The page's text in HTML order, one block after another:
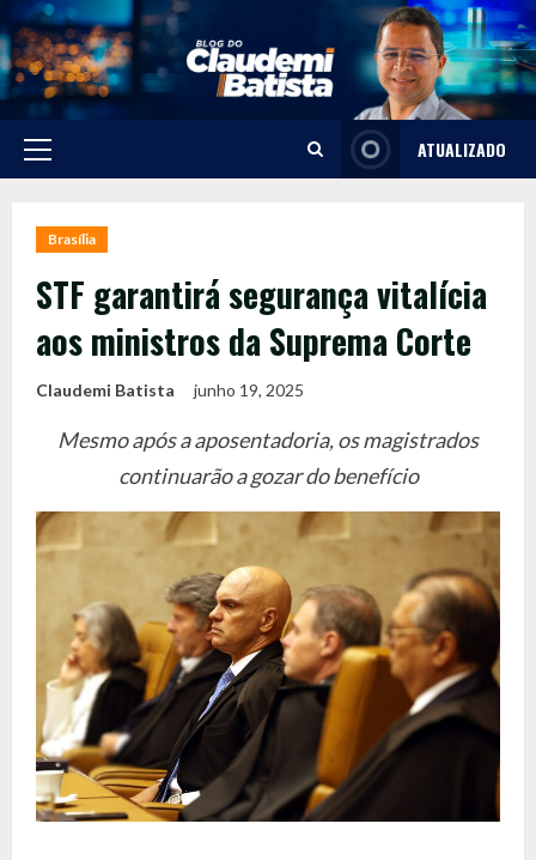
Skip
to
content
Primary
ATUALIZADO
Brasília
STF garantirá segurança vitalícia
aos ministros da Suprema Corte
Claudemi Batista junho 19, 2025
Mesmo após a aposentadoria, os magistrados
continuarão a gozar do benefício